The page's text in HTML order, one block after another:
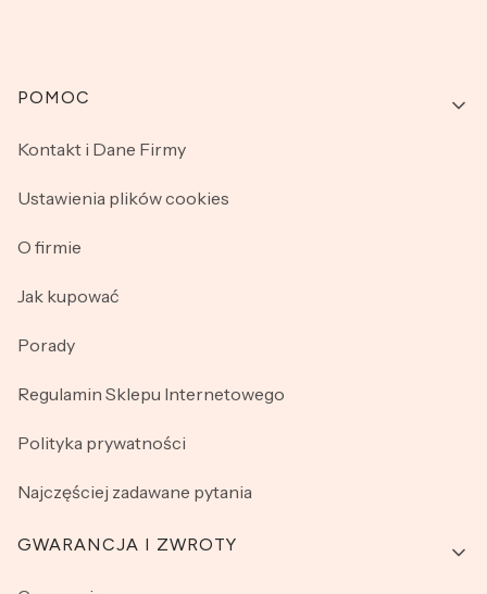
Linki w stopce
POMOC
Kontakt i Dane Firmy
Ustawienia plików cookies
O firmie
Jak kupować
Porady
Regulamin Sklepu Internetowego
Polityka prywatności
Najczęściej zadawane pytania
GWARANCJA I ZWROTY